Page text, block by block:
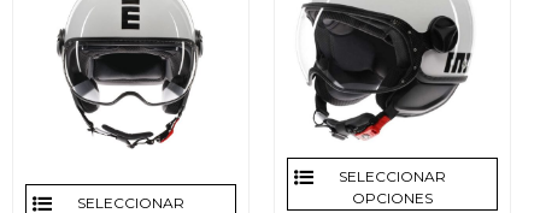
SELECCIONAR
SELECCIONAR
OPCIONES